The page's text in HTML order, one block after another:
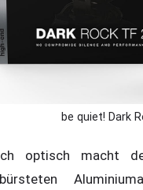
be quiet! Dark
optisch macht